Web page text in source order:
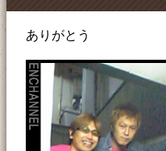
ありがとう